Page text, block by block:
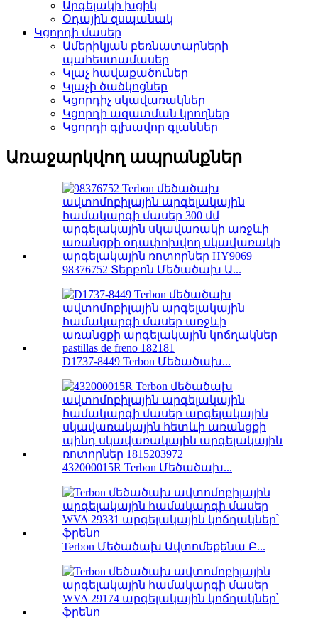
Արգելակի խցիկ
Օդային զսպանակ
Կցորդի մասեր
Ամերիկյան բեռնատարների
պահեստամասեր
Կլաչ հավաքածուներ
Կլաչի ծածկոցներ
Կցորդիչ սկավառակներ
Կցորդի ազատման կրողներ
Կցորդի գլխավոր գլաններ
Առաջարկվող ապրանքներ
98376752 Տերբոն Մեծածախ Ա...
D1737-8449 Terbon Մեծածախ...
432000015R Terbon Մեծածախ...
Terbon Մեծածախ Ավտոմեքենա Բ...